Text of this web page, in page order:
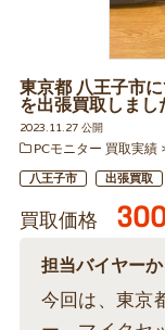
東京都 八王子市
を出張買取しまし
2023.11.27 公開
PCモニター 買取実績
八王子市 出張買取
買取価格
担当バイヤー
今回は、東京